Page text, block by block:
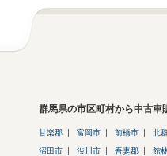
群馬県の市区町村から中古車
甘楽郡 富岡市 前橋市 北
沼田市 渋川市 吾妻郡 館